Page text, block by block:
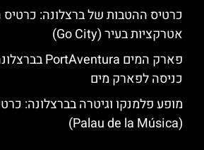
כרטיס ההטבות של ברצלונה: כרטיס
אטרקציות בעיר (Go City)
כניסה לפארק מים
מופע פלמנקו וגיטרה בברצלונה:
(Palau de la Música)